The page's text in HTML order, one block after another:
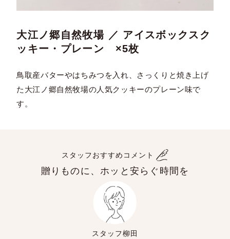
大江ノ郷自然牧場 ／ アイスボックスク
ッキー・プレーン ×5枚
鳥取産バターやはちみつを入れ、さっくりと焼き上げ
た大江ノ郷自然牧場の人気クッキーのプレーン味で
す。
スタッフおすすめコメント
贈りものに、ホッと安らぐ時間を
スタッフ柳田